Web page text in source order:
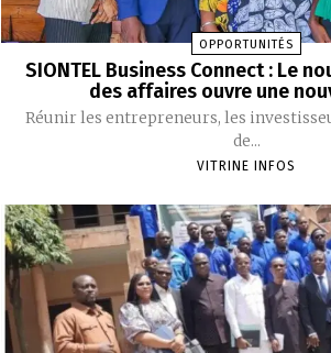
OPPORTUNITÉS
SIONTEL Business Connect : Le
des affaires ouvre une
Réunir les entrepreneurs, les
de...
VITRINE INFOS